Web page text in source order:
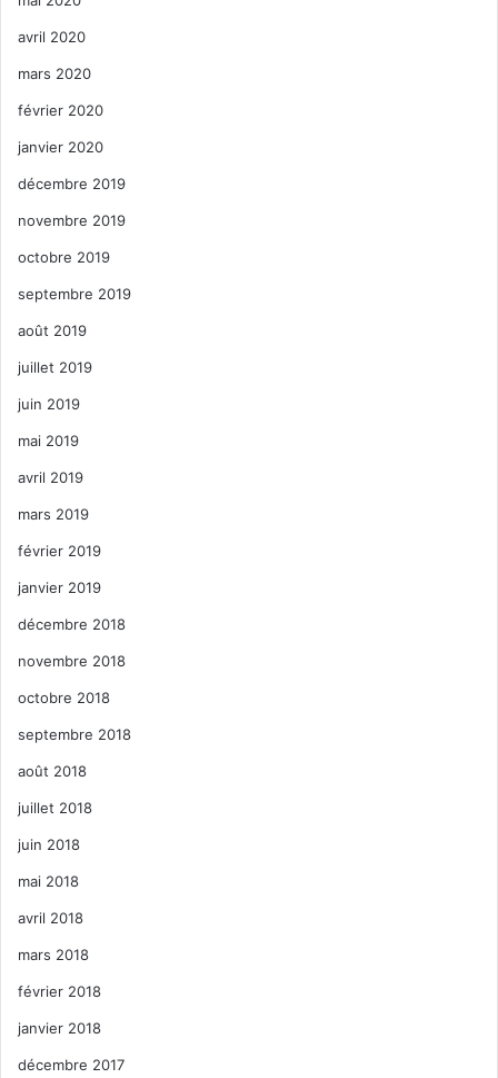
avril 2020
mars 2020
février 2020
janvier 2020
décembre 2019
novembre 2019
octobre 2019
septembre 2019
août 2019
juillet 2019
juin 2019
mai 2019
avril 2019
mars 2019
février 2019
janvier 2019
décembre 2018
novembre 2018
octobre 2018
septembre 2018
août 2018
juillet 2018
juin 2018
mai 2018
avril 2018
mars 2018
février 2018
janvier 2018
décembre 2017